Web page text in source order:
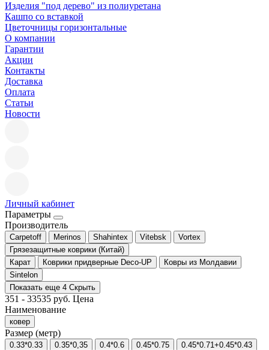
Изделия "под дерево" из полиуретана
Кашпо со вставкой
Цветочницы горизонтальные
О компании
Гарантии
Акции
Контакты
Доставка
Оплата
Статьи
Новости
Личный кабинет
Параметры
Производитель
Carpetoff Merinos Shahintex Vitebsk
Vortex
Грязезащитные коврики (Китай)
Карат
Коврики придверные Deco-UP
Ковры из Молдавии
Sintelon
Показать еще 4 Скрыть
351 - 33535 руб. Цена
Наименование
ковер
Размер (метр)
0.33*0.33 0.35*0,35 0.4*0.6 0.45*0.75
0.45*0.71+0.45*0.43